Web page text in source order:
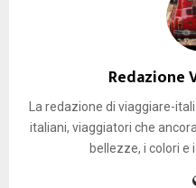
Redazione
La redazione di viaggiare-
italiani, viaggiatori che
bellezze, i colori e